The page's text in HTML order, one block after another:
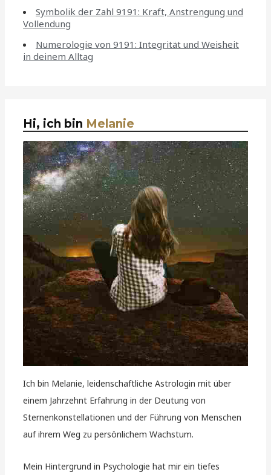
Symbolik der Zahl 9191: Kraft, Anstrengung und
Vollendung
Numerologie von 9191: Integrität und Weisheit
in deinem Alltag
Hi, ich bin Melanie
Ich bin Melanie, leidenschaftliche Astrologin mit über
einem Jahrzehnt Erfahrung in der Deutung von
Sternenkonstellationen und der Führung von Menschen
auf ihrem Weg zu persönlichem Wachstum.
Mein Hintergrund in Psychologie hat mir ein tiefes